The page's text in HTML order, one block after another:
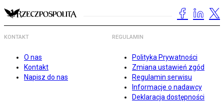
KONTAKT
O nas
Kontakt
Napisz do nas
REGULAMIN
Polityka Prywatności
Zmiana ustawień zgód
Regulamin serwisu
Informacje o nadawcy
Deklaracja dostępności